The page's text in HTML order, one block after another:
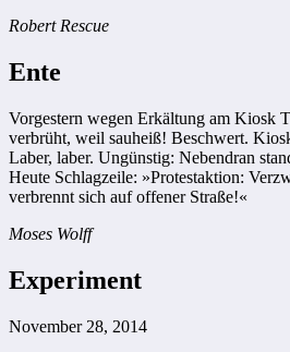
Robert Rescue
Ente
Vorgestern wegen Erkältung am Kiosk
verbrüht, weil sauheiß! Beschwert.
Laber, laber. Ungünstig: Nebendran
Heute Schlagzeile: »Protestaktion:
verbrennt sich auf offener Straße!«
Moses Wolff
Experiment
November 28, 2014